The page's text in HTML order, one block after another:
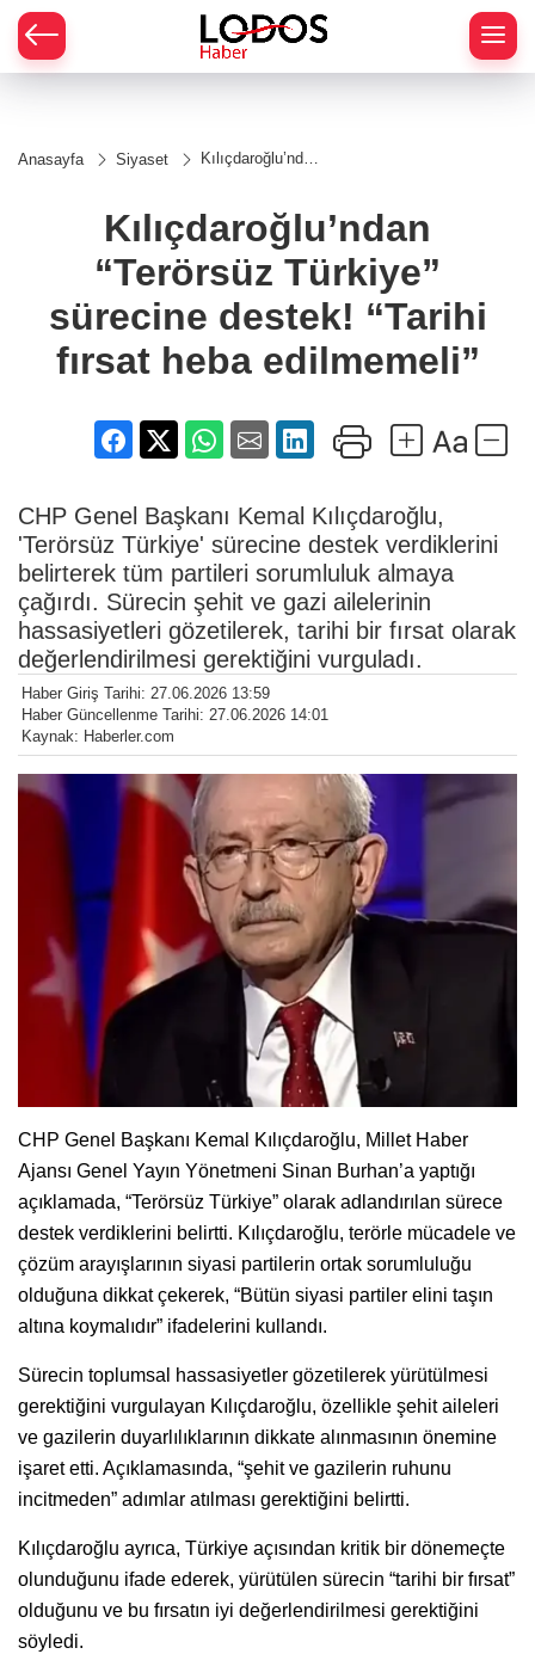
Anasayfa Siyaset
Kılıçdaroğlu’ndan
destek! “Tarihi
fırsat heba
edilmemeli”
Kılıçdaroğlu’ndan
“Terörsüz Türkiye”
sürecine destek! “Tarihi
fırsat heba edilmemeli”
CHP Genel Başkanı Kemal Kılıçdaroğlu,
'Terörsüz Türkiye' sürecine destek verdiklerini
belirterek tüm partileri sorumluluk almaya
çağırdı. Sürecin şehit ve gazi ailelerinin
hassasiyetleri gözetilerek, tarihi bir fırsat olarak
değerlendirilmesi gerektiğini vurguladı.
Haber Giriş Tarihi: 27.06.2026 13:59
Haber Güncellenme Tarihi: 27.06.2026 14:01
Kaynak: Haberler.com
CHP Genel Başkanı Kemal Kılıçdaroğlu, Millet Haber
Ajansı Genel Yayın Yönetmeni Sinan Burhan’a yaptığı
açıklamada, “Terörsüz Türkiye” olarak adlandırılan sürece
destek verdiklerini belirtti. Kılıçdaroğlu, terörle mücadele ve
çözüm arayışlarının siyasi partilerin ortak sorumluluğu
olduğuna dikkat çekerek, “Bütün siyasi partiler elini taşın
altına koymalıdır” ifadelerini kullandı.
Sürecin toplumsal hassasiyetler gözetilerek yürütülmesi
gerektiğini vurgulayan Kılıçdaroğlu, özellikle şehit aileleri
ve gazilerin duyarlılıklarının dikkate alınmasının önemine
işaret etti. Açıklamasında, “şehit ve gazilerin ruhunu
incitmeden” adımlar atılması gerektiğini belirtti.
Kılıçdaroğlu ayrıca, Türkiye açısından kritik bir dönemeçte
olunduğunu ifade ederek, yürütülen sürecin “tarihi bir fırsat”
olduğunu ve bu fırsatın iyi değerlendirilmesi gerektiğini
söyledi.